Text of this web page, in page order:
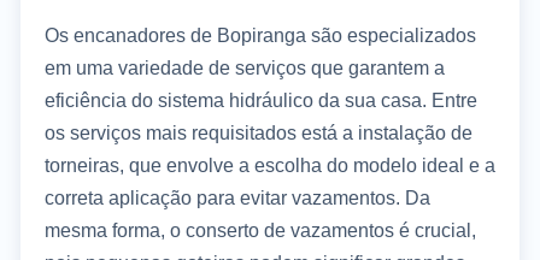
Os encanadores de Bopiranga são especializados
em uma variedade de serviços que garantem a
eficiência do sistema hidráulico da sua casa. Entre
os serviços mais requisitados está a instalação de
torneiras, que envolve a escolha do modelo ideal e a
correta aplicação para evitar vazamentos. Da
mesma forma, o conserto de vazamentos é crucial,